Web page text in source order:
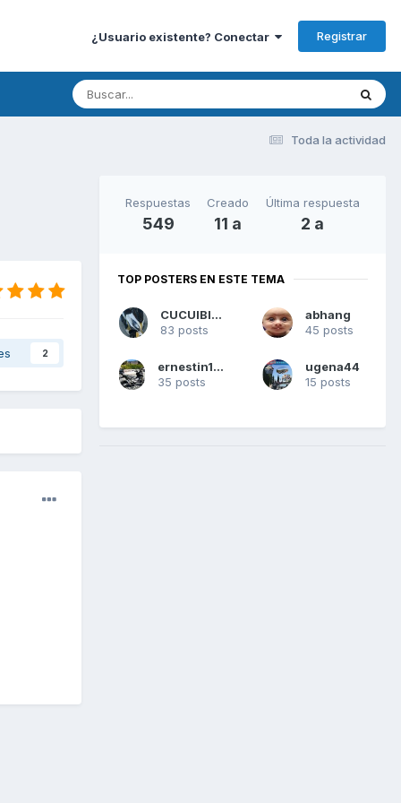
¿Usuario existente? Conectar Registrar
Toda la actividad
2
Respuestas
549
Creado
11 a
Última respuesta
2 a
TOP POSTERS EN ESTE TEMA
CUCUIBIZA
83 posts
abhang
45 posts
ernestin1612
35 posts
ugena44
15 posts